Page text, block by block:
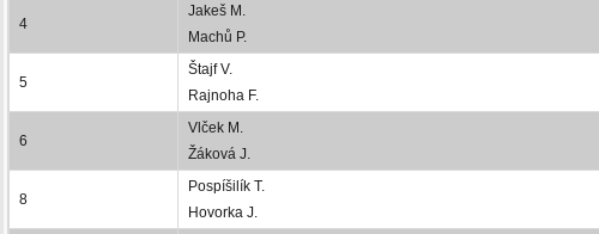
4
Jakeš M.
Machů P.
5
Štajf V.
Rajnoha F.
6
Vlček M.
Žáková J.
8
Pospíšilík T.
Hovorka J.